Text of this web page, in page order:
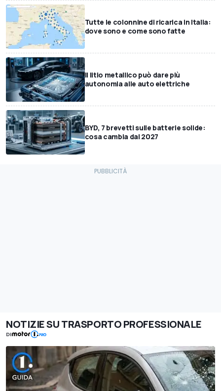
Tutte le colonnine di ricarica in Italia:
dove sono e come sono fatte
Il litio metallico può dare più
autonomia alle auto elettriche
BYD, 7 brevetti sulle batterie solide:
cosa cambia dal 2027
NOTIZIE SU TRASPORTO PROFESSIONALE
DI